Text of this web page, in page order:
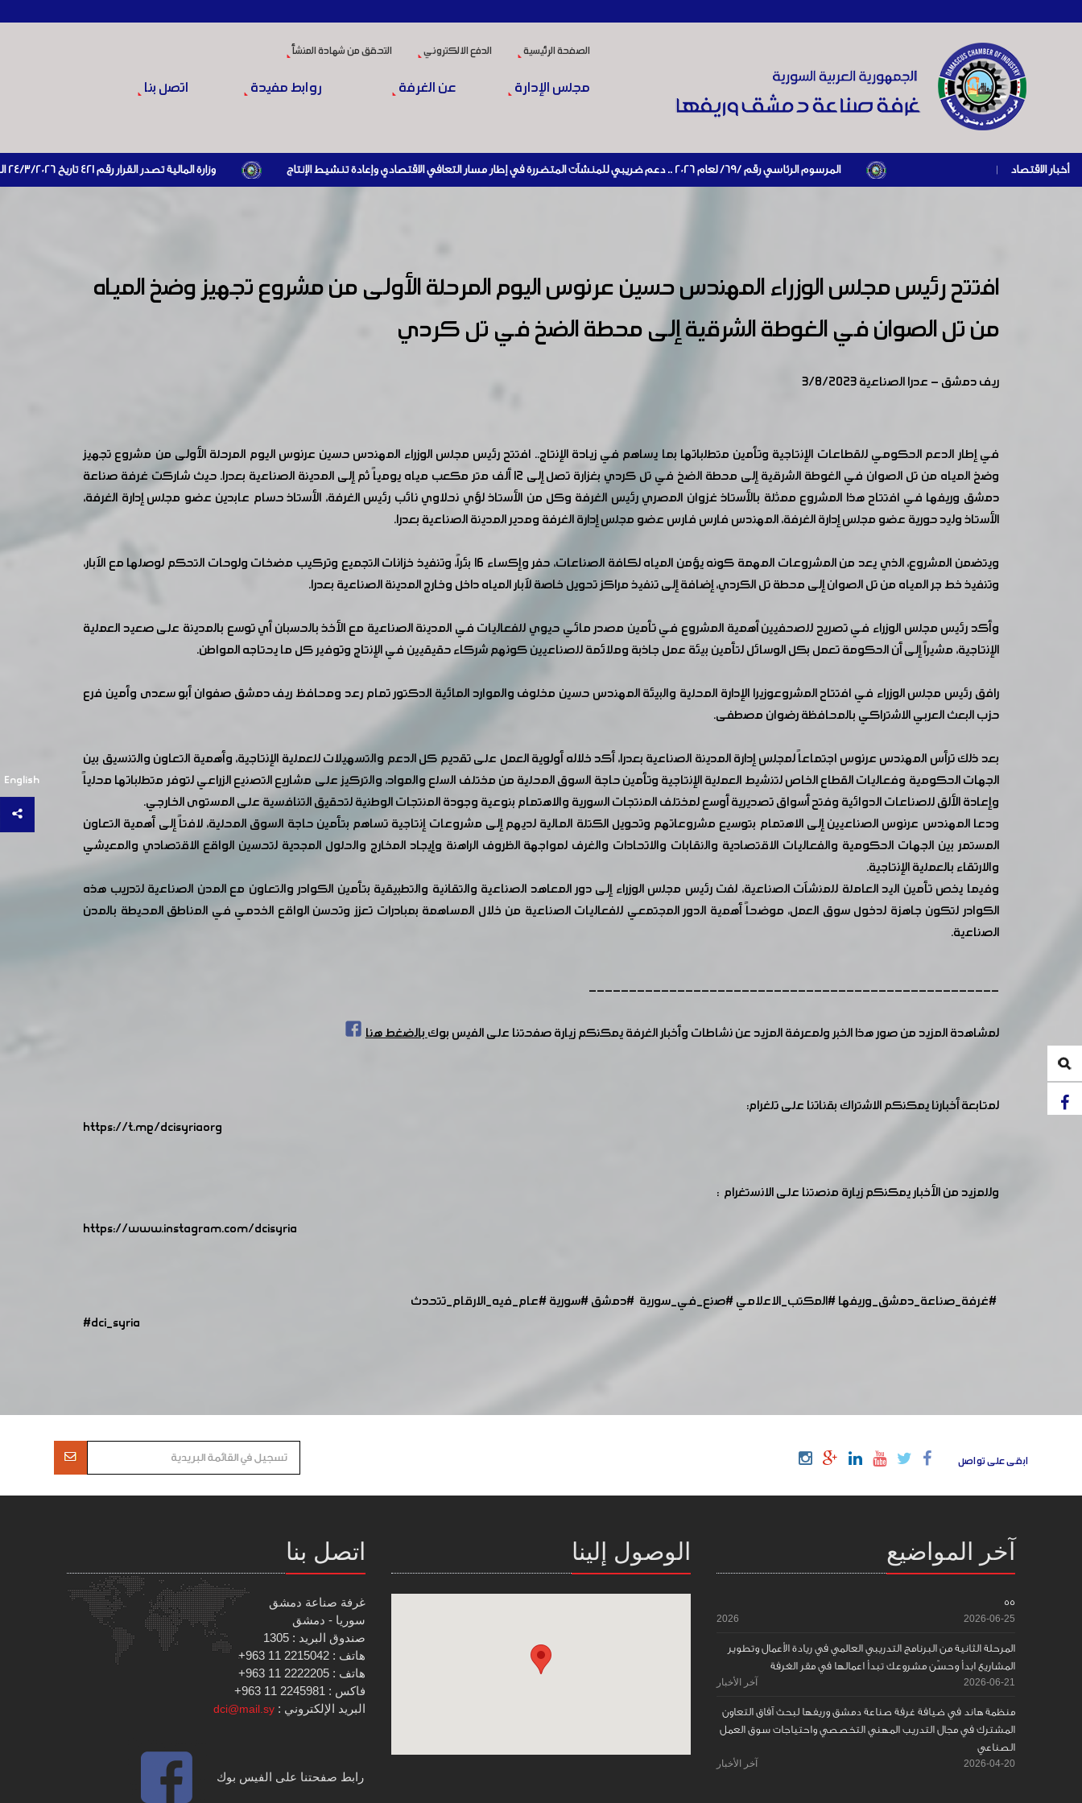
الصفحة الرئيسية الدفع الالكتروني التحقق من شهادة المنشأ
مجلس الإدارة عن الغرفة روابط مفيدة اتصل بنا
أخبار الاقتصاد | المرسوم الرئاسي رقم /69/ لعام 2026 .. دعم ضريبي للمنشآت المتضررة في إطار مسار التعافي الاقتصادي وإعادة تنشيط الإنتاج وزارة المالية تصدر القرار رقم 421 تاريخ 24/3/2026 المتضمن الزام المستوردين بإبراز براءة ذمة مالية سارية صادرة عن الهيئة العامة للضرائب والرسوم أو مديرياتها عند القيام بعمليات الاستيراد
English
افتتح رئيس مجلس الوزراء المهندس حسين عرنوس اليوم المرحلة الأولى من مشروع تجهيز وضخ المياه
من تل الصوان في الغوطة الشرقية إلى محطة الضخ في تل كردي
ريف دمشق - عدرا الصناعية 3/8/2023
في إطار الدعم الحكومي للقطاعات الإنتاجية وتأمين متطلباتها بما يساهم في زيادة الإنتاج.. افتتح رئيس مجلس الوزراء المهندس حسين عرنوس اليوم المرحلة الأولى من مشروع تجهيز
وضخ المياه من تل الصوان في الغوطة الشرقية إلى محطة الضخ في تل كردي بغزارة تصل إلى 12 ألف متر مكعب مياه يومياً ثم إلى المدينة الصناعية بعدرا. حيث شاركت غرفة صناعة
دمشق وريفها في افتتاح هذا المشروع ممثلة بالأستاذ غزوان المصري رئيس الغرفة وكل من الأستاذ لؤي نحلاوي نائب رئيس الغرفة، الأستاذ حسام عابدين عضو مجلس إدارة الغرفة،
الأستاذ وليد حورية عضو مجلس إدارة الغرفة، المهندس فارس فارس عضو مجلس إدارة الغرفة ومدير المدينة الصناعية بعدرا.
ويتضمن المشروع، الذي يعد من المشروعات المهمة كونه يؤمن المياه لكافة الصناعات، حفر وإكساء 16 بئراً، وتنفيذ خزانات التجميع وتركيب مضخات ولوحات التحكم لوصلها مع الآبار،
وتنفيذ خط جر المياه من تل الصوان إلى محطة تل الكردي، إضافة إلى تنفيذ مراكز تحويل خاصة لآبار المياه داخل وخارج المدينة الصناعية بعدرا.
وأكد رئيس مجلس الوزراء في تصريح للصحفيين أهمية المشروع في تأمين مصدر مائي حيوي للفعاليات في المدينة الصناعية مع الأخذ بالحسبان أي توسع بالمدينة على صعيد العملية
الإنتاجية، مشيراً إلى أن الحكومة تعمل بكل الوسائل لتأمين بيئة عمل جاذبة وملائمة للصناعيين كونهم شركاء حقيقيين في الإنتاج وتوفير كل ما يحتاجه المواطن.
رافق رئيس مجلس الوزراء في افتتاح المشروعوزيرا الإدارة المحلية والبيئة المهندس حسين مخلوف والموارد المائية الدكتور تمام رعد ومحافظ ريف دمشق صفوان أبو سعدى وأمين فرع
حزب البعث العربي الاشتراكي بالمحافظة رضوان مصطفى.
بعد ذلك ترأس المهندس عرنوس اجتماعاً لمجلس إدارة المدينة الصناعية بعدرا، أكد خلاله أولوية العمل على تقديم كل الدعم والتسهيلات للعملية الإنتاجية، وأهمية التعاون والتنسيق بين
الجهات الحكومية وفعاليات القطاع الخاص لتنشيط العملية الإنتاجية وتأمين حاجة السوق المحلية من مختلف السلع والمواد، والتركيز على مشاريع التصنيع الزراعي لتوفر متطلباتها محلياً
وإعادة الألق للصناعات الدوائية وفتح أسواق تصديرية أوسع لمختلف المنتجات السورية والاهتمام بنوعية وجودة المنتجات الوطنية لتحقيق التنافسية على المستوى الخارجي.
ودعا المهندس عرنوس الصناعيين إلى الاهتمام بتوسيع مشروعاتهم وتحويل الكتلة المالية لديهم إلى مشروعات إنتاجية تساهم بتأمين حاجة السوق المحلية، لافتاً إلى أهمية التعاون
المستمر بين الجهات الحكومية والفعاليات الاقتصادية والنقابات والاتحادات والغرف لمواجهة الظروف الراهنة وإيجاد المخارج والحلول المجدية لتحسين الواقع الاقتصادي والمعيشي
والارتقاء بالعملية الإنتاجية.
وفيما يخص تأمين اليد العاملة للمنشآت الصناعية، لفت رئيس مجلس الوزراء إلى دور المعاهد الصناعية والتقانية والتطبيقية بتأمين الكوادر والتعاون مع المدن الصناعية لتدريب هذه
الكوادر لتكون جاهزة لدخول سوق العمل، موضحاً أهمية الدور المجتمعي للفعاليات الصناعية من خلال المساهمة بمبادرات تعزز وتحسن الواقع الخدمي في المناطق المحيطة بالمدن
الصناعية.
---------------------------------------------------
لمشاهدة المزيد من صور هذا الخبر ولمعرفة المزيد عن نشاطات وأخبار الغرفة يمكنكم زيارة صفحتنا على الفيس بوكبالضغط هنا
لمتابعة أخبارنا يمكنكم الاشتراك بقناتنا على تلغرام:
https://t.me/dcisyriaorg
وللمزيد من الأخبار يمكنكم زيارة منصتنا على الانستغرام :
https://www.instagram.com/dcisyria​
#غرفة_صناعة_دمشق_وريفها#المكتب_الاعلامي#صنع_في_سورية #دمشق#سورية#عام_فيه_الارقام_تتحدث
#dci_syria
ابقى على تواصل
آخر المواضيع
55
2026-06-25
2026
المرحلة الثانية من البرنامج التدريبي العالمي في ريادة الأعمال وتطوير
المشاريع ابدأ وحسّن مشروعك تبدأ اعمالها في مقر الغرفة
2026-06-21 آخر الأخبار
منظمة هاند في ضيافة غرفة صناعة دمشق وريفها لبحث آفاق التعاون
المشترك في مجال التدريب المهني التخصصي واحتياجات سوق العمل
الصناعي
2026-04-20 آخر الأخبار
الوصول إلينا اتصل بنا
غرفة صناعة دمشق
سوريا - دمشق
صندوق البريد : 1305
هاتف : 2215042 11 963+
هاتف : 2222205 11 963+
فاكس : 2245981 11 963+
البريد الإلكتروني : dci@mail.sy
رابط صفحتنا على الفيس بوك